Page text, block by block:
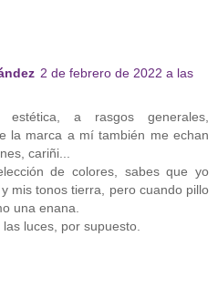
2 de febrero de 2022 a las
a rasgos generales,
la marca a mí también me echan
cariñi...
de colores, sabes que yo
mis tonos tierra, pero cuando pillo
una enana.
luces, por supuesto.